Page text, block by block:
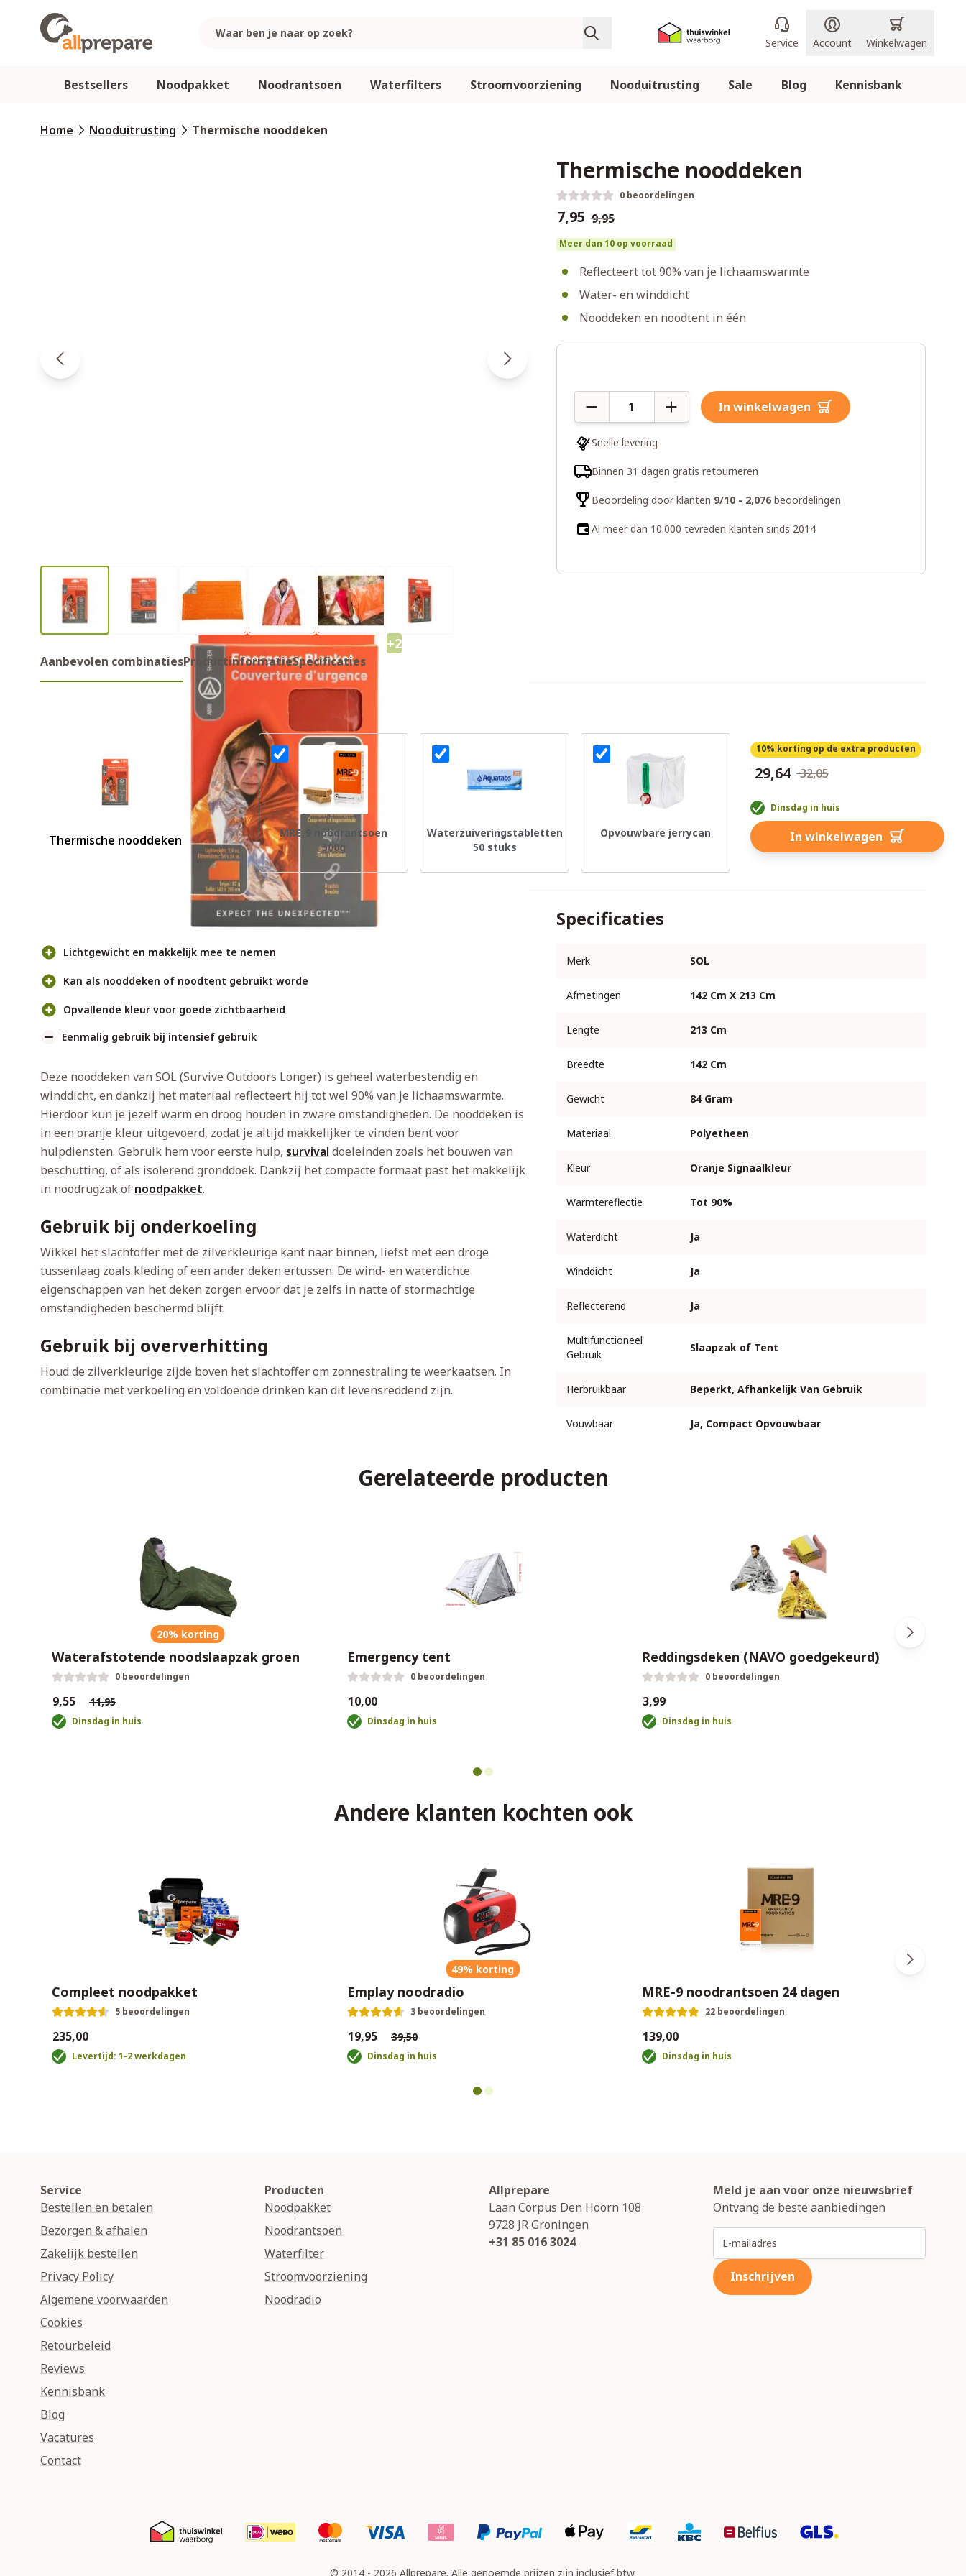
Bestsellers Noodpakket Noodrantsoen Waterfilters Stroomvoorziening Nooduitrusting Sale Blog Kennisbank
Service Account Winkelwagen
Home Nooduitrusting Thermische nooddeken
+2
Thermische nooddeken
0 beoordelingen
€7,95€9,95
Meer dan 10 op voorraad
Reflecteert tot 90% van je lichaamswarmte
Water- en winddicht
Nooddeken en noodtent in één
In winkelwagen
Snelle levering
Binnen 31 dagen gratis retourneren
Beoordeling door klanten 9/10 - 2,076beoordelingen
Al meer dan 10.000 tevreden klanten sinds 2014
Aanbevolen combinatiesProductinformatieSpecificaties
Aanbevolen combinaties
Thermische nooddeken
MRE-9 noodrantsoen
500g
Waterzuiveringstabletten
50 stuks
Opvouwbare jerrycan
10% korting op de extra producten
€ 29,64€ 32,05
Dinsdag in huis
In winkelwagen
Lichtgewicht en makkelijk mee te nemen
Kan als nooddeken of noodtent gebruikt worde
Opvallende kleur voor goede zichtbaarheid
Eenmalig gebruik bij intensief gebruik
Deze nooddeken van SOL (Survive Outdoors Longer) is geheel waterbestendig en
winddicht, en dankzij het materiaal reflecteert hij tot wel 90% van je lichaamswarmte.
Hierdoor kun je jezelf warm en droog houden in zware omstandigheden. De nooddeken is
in een oranje kleur uitgevoerd, zodat je altijd makkelijker te vinden bent voor
hulpdiensten. Gebruik hem voor eerste hulp, survival doeleinden zoals het bouwen van
beschutting, of als isolerend gronddoek. Dankzij het compacte formaat past het makkelijk
in noodrugzak of noodpakket.
Gebruik bij onderkoeling
Wikkel het slachtoffer met de zilverkleurige kant naar binnen, liefst met een droge
tussenlaag zoals kleding of een ander deken ertussen. De wind- en waterdichte
eigenschappen van het deken zorgen ervoor dat je zelfs in natte of stormachtige
omstandigheden beschermd blijft.
Gebruik bij oververhitting
Houd de zilverkleurige zijde boven het slachtoffer om zonnestraling te weerkaatsen. In
combinatie met verkoeling en voldoende drinken kan dit levensreddend zijn.
Specificaties
Merk SOL
Afmetingen 142 Cm X 213 Cm
Lengte 213 Cm
Breedte 142 Cm
Gewicht 84 Gram
Materiaal Polyetheen
Kleur Oranje Signaalkleur
Warmtereflectie Tot 90%
Waterdicht Ja
Winddicht Ja
Reflecterend Ja
Multifunctioneel
Gebruik
Slaapzak of Tent
Herbruikbaar Beperkt, Afhankelijk Van Gebruik
Vouwbaar Ja, Compact Opvouwbaar
Gerelateerde producten
20% korting
Waterafstotende noodslaapzak groen
0 beoordelingen
€9,55 €11,95
Dinsdag in huis
Emergency tent
0 beoordelingen
€10,00
Dinsdag in huis
Reddingsdeken (NAVO goedgekeurd)
0 beoordelingen
€3,99
Dinsdag in huis
Andere klanten kochten ook
Compleet noodpakket
5 beoordelingen
€235,00
Levertijd: 1-2 werkdagen
49% korting
Emplay noodradio
3 beoordelingen
€19,95 €39,50
Dinsdag in huis
MRE-9 noodrantsoen 24 dagen
22 beoordelingen
€139,00
Dinsdag in huis
Service
Bestellen en betalen
Bezorgen & afhalen
Zakelijk bestellen
Privacy Policy
Algemene voorwaarden
Cookies
Retourbeleid
Reviews
Kennisbank
Blog
Vacatures
Contact
Producten
Noodpakket
Noodrantsoen
Waterfilter
Stroomvoorziening
Noodradio
Allprepare
Laan Corpus Den Hoorn 108
9728 JRGroningen
+31 85 016 3024
Meld je aan voor onze nieuwsbrief
Ontvang de beste aanbiedingen
E-mailadres
Inschrijven
© 2014 - 2026 Allprepare. Alle genoemde prijzen zijn inclusief btw.